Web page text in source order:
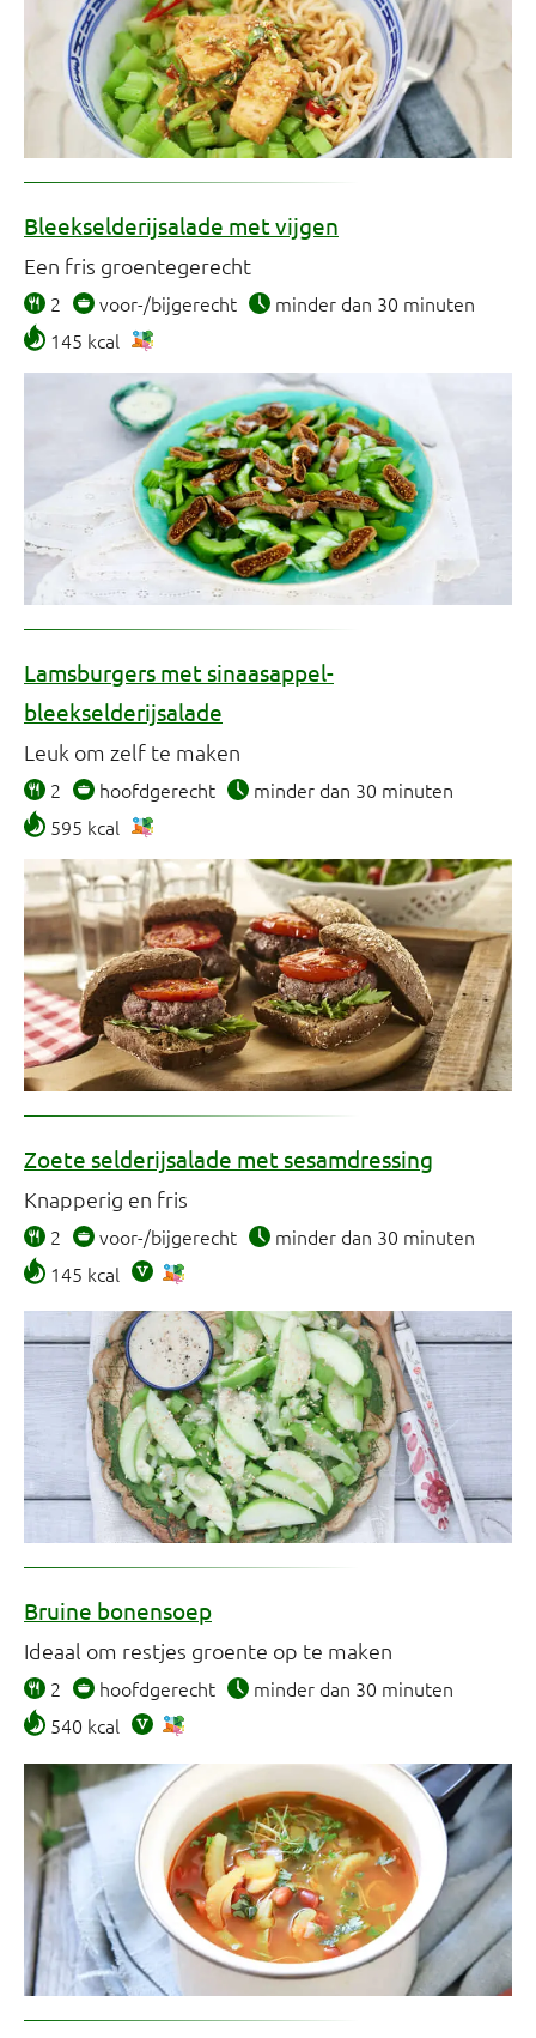
Bleekselderijsalade met vijgen
Een fris groentegerecht
2 voor-/bijgerecht
minder dan 30 minuten
145 kcal
Lamsburgers met sinaasappel-
bleekselderijsalade
Leuk om zelf te maken
2 hoofdgerecht
minder dan 30 minuten
595 kcal
Zoete selderijsalade met sesamdressing
Knapperig en fris
2 voor-/bijgerecht
minder dan 30 minuten
145 kcal
Bruine bonensoep
Ideaal om restjes groente op te maken
2 hoofdgerecht
minder dan 30 minuten
540 kcal